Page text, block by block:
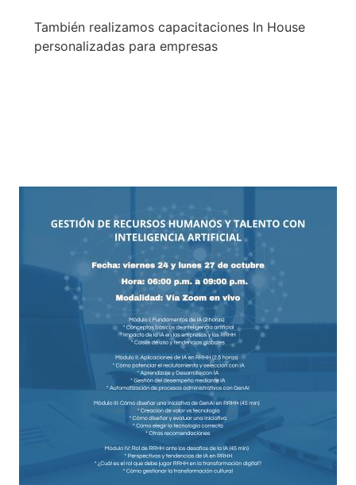
También realizamos capacitaciones In House
personalizadas para empresas